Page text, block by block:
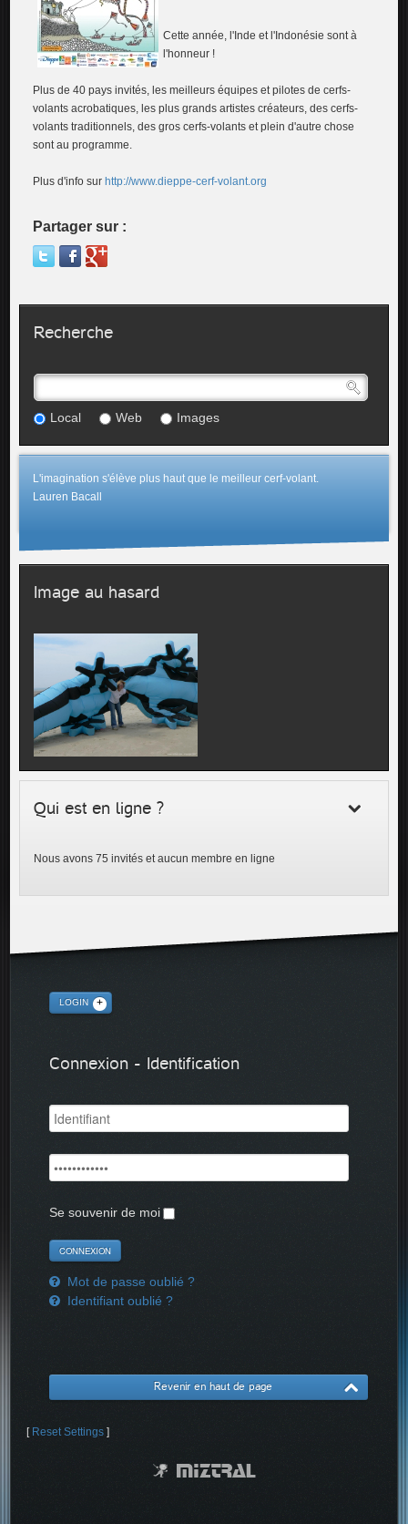
Cette année, l'Inde et l'Indonésie sont à
l'honneur !
Plus de 40 pays invités, les meilleurs équipes et pilotes de cerfs-
volants acrobatiques, les plus grands artistes créateurs, des cerfs-
volants traditionnels, des gros cerfs-volants et plein d'autre chose
sont au programme.
Plus d'info sur http://www.dieppe-cerf-volant.org
Partager sur :
Recherche
Local Web Images
L'imagination s'élève plus haut que le meilleur cerf-volant.
Lauren Bacall
Image au hasard
Qui est en ligne ?
Nous avons 75 invités et aucun membre en ligne
LOGIN
Connexion - Identification
Se souvenir de moi
Mot de passe oublié ?
Identifiant oublié ?
Revenir en haut de page
[ Reset Settings ]